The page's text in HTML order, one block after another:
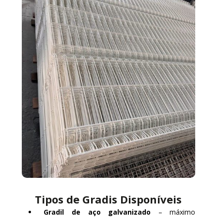
Tipos de Gradis Disponíveis
Gradil de aço galvanizado – máximo